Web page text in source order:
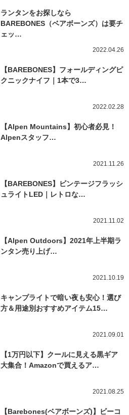
ランタンをお探しなら
BAREBONES（ベアボーンズ）は要チ
ェッ…
2022.04.26
【BAREBONES】フォールディングピ
クニックナイフ｜1本で3…
2022.02.28
【Alpen Mountains】初心者必見！
Alpenスタッフ…
2021.11.26
【BAREBONES】ビンテージフラッシ
ュライトLED｜レトロな…
2021.11.02
【Alpen Outdoors】2021年上半期ラ
ンタン売り上げ…
2021.10.19
キャンプライトで暗い夜も安心！選び
方＆用途別おすすめアイテム15…
2021.09.01
【1万円以下】クールに見える黒ギア
大集合！Amazonで買えるア…
2021.08.25
【Barebones(ベアボーンズ)】ビーコ